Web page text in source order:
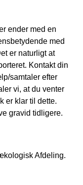
ender med en
med
er naturligt at
Kontakt din
samtaler efter
vi, at du venter
er klar til dette.
gravid tidligere.
Afdeling.